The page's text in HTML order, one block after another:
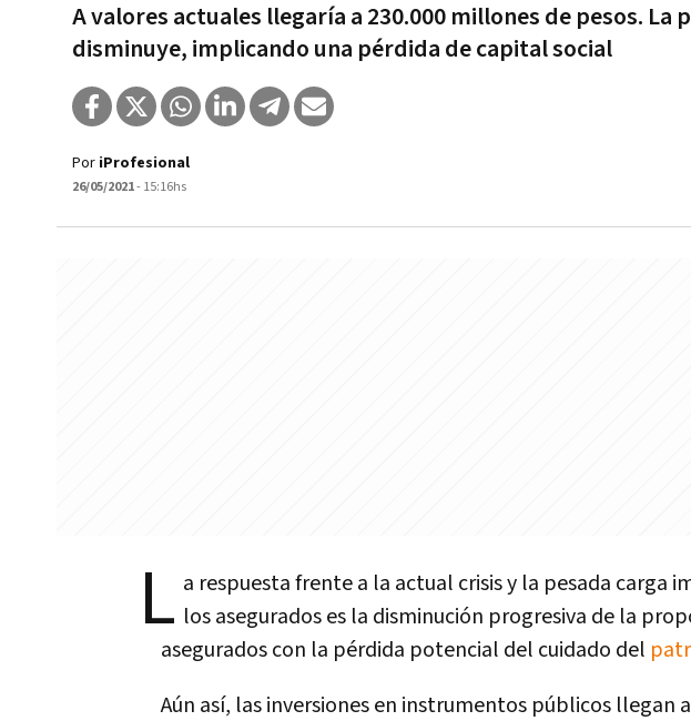
A valores actuales llegaría a 230.000 millones de pesos.
disminuye, implicando una pérdida de capital social
Por iProfesional
26/05/2021- 15:16hs
L a respuesta frente a la actual crisis y la pesada carga
los asegurados es la disminución progresiva de la
asegurados con la pérdida potencial del cuidado del
Aún así, las inversiones en instrumentos públicos llegan